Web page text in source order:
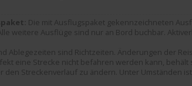
Die mit Ausflugspaket gekennzeichneten
weitere Ausflüge sind nur an Bord buchbar.
Ablegezeiten sind Richtzeiten. Änderungen der
eine Strecke nicht befahren werden kann,
den Streckenverlauf zu ändern. Unter Umständen